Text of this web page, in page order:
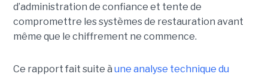
d’administration de confiance et tente de
compromettre les systèmes de restauration avant
même que le chiffrement ne commence.
Ce rapport fait suite à une analyse technique du